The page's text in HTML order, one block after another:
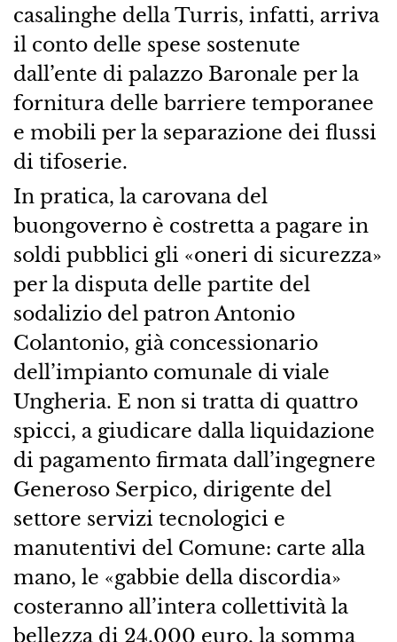
casalinghe della Turris, infatti, arriva
il conto delle spese sostenute
dall’ente di palazzo Baronale per la
fornitura delle barriere temporanee
e mobili per la separazione dei flussi
di tifoserie.
In pratica, la carovana del
buongoverno è costretta a pagare in
soldi pubblici gli «oneri di sicurezza»
per la disputa delle partite del
sodalizio del patron Antonio
Colantonio, già concessionario
dell’impianto comunale di viale
Ungheria. E non si tratta di quattro
spicci, a giudicare dalla liquidazione
di pagamento firmata dall’ingegnere
Generoso Serpico, dirigente del
settore servizi tecnologici e
manutentivi del Comune: carte alla
mano, le «gabbie della discordia»
costeranno all’intera collettività la
bellezza di 24.000 euro, la somma